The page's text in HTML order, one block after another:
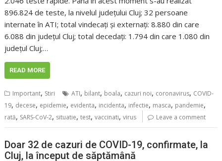
896.824 de teste, la nivelul județului Cluj; 32 persoane
internate în ATI; total vindecați și externați: 8.880 din care
6.088 din județul Cluj; total decedați: 1.794 din care 1.080 din
județul Cluj;…
READ MORE
Important, Stiri ATI, bilant, boala, cazuri noi, coronavirus, COVID-
19, decese, epidemie, evidenta, incidenta, infectie, masca, pandemie,
rată, SARS-CoV-2, situatie,test,vaccinati,virus Leave a comment
Doar 32 de cazuri de COVID-19, confirmate, la
Cluj, la început de săptămână